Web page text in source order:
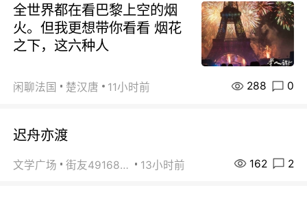
全世界都在看巴黎上空的烟
火。但我更想带你看看 烟花
之下，这六种人
闲聊法国 楚汉唐 11小时前 288 0
迟舟亦渡
文学广场 街友49168527 13小时前 162 2